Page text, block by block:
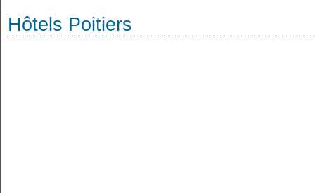
Hôtels Poitiers